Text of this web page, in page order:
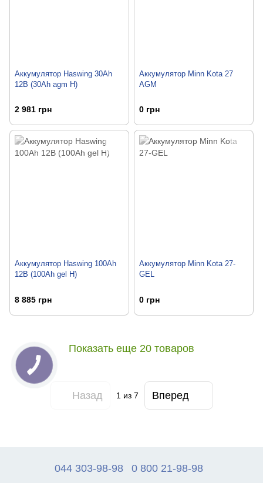
Аккумулятор Haswing 30Ah
12B (30Ah agm H)
2 981 грн
Аккумулятор Minn Kota 27
AGM
0 грн
Аккумулятор Haswing 100Ah
12B (100Ah gel H)
8 885 грн
Аккумулятор Minn Kota 27-
GEL
0 грн
Показать еще 20 товаров
Назад 1 из 7 Вперед
044 303-98-98 0 800 21-98-98